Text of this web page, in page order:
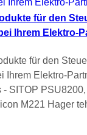
für den
Ihrem Elektro-
für den
Ihrem Elektro-
SITOP
M221 Hager